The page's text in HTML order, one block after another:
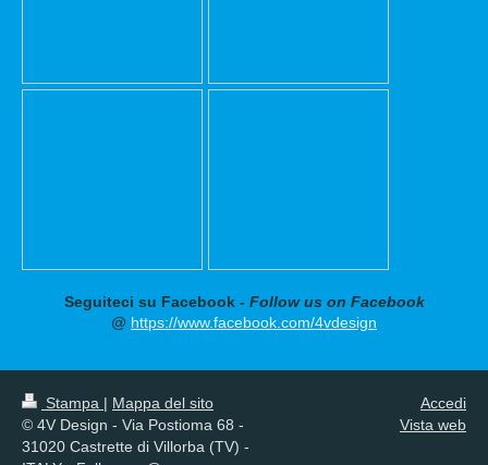
Seguiteci su Facebook - Follow us on Facebook
@ https://www.facebook.com/4vdesign
Stampa | Mappa del sito
© 4V Design - Via Postioma 68 -
31020 Castrette di Villorba (TV) -
Accedi
Vista web